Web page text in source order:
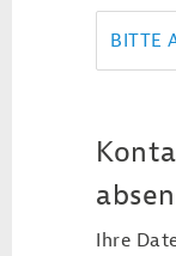
BITTE
Ihre